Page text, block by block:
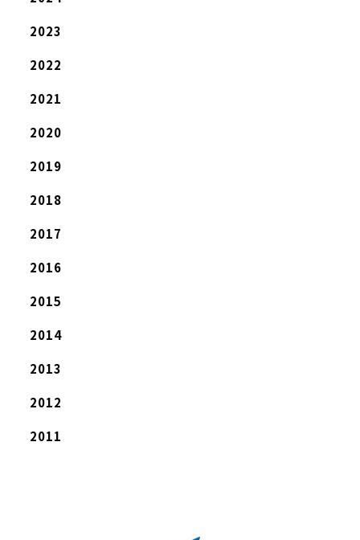
2023
2022
2021
2020
2019
2018
2017
2016
2015
2014
2013
2012
2011